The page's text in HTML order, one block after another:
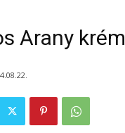
Arany krém